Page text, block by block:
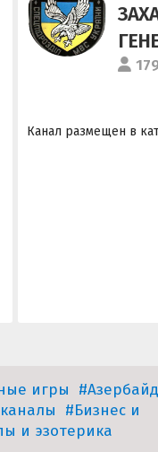
Канал размещен в
игры
#Бизнес и
и эзотерика